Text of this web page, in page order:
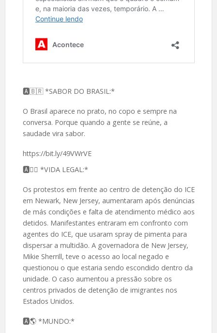
🅰️🇧🇷 *SABOR DO BRASIL:*
O Brasil aparece no prato, no copo e sempre na
conversa. Porque quando a gente se reúne, a
saudade vira sabor.
https://bit.ly/49VWrVE
🅰️👮‍♂️ *VIDA LEGAL:*
Os protestos em frente ao centro de detenção do ICE
em Newark, New Jersey, aumentaram após denúncias
de más condições e falta de atendimento médico aos
detidos. Manifestantes entraram em confronto com
agentes do ICE, que usaram spray de pimenta para
dispersar a multidão. A governadora de New Jersey,
Mikie Sherrill, teve o acesso ao local negado e
questionou o que estaria sendo escondido dentro da
unidade. O caso aumentou a pressão sobre os
centros privados de detenção de imigrantes nos
Estados Unidos.
🅰️🌎 *MUNDO:*